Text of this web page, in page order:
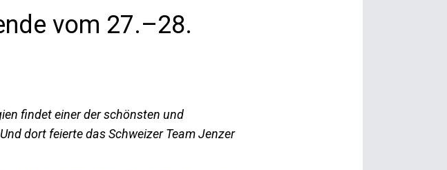
vom 27.–28.
findet einer der schönsten und
dort feierte das Schweizer Team Jenzer